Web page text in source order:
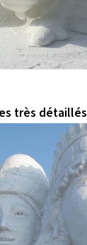
très détaillés